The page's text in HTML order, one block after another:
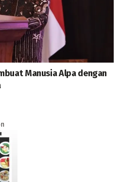
Manusia Alpa dengan